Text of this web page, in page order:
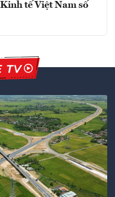
tế Việt Nam số